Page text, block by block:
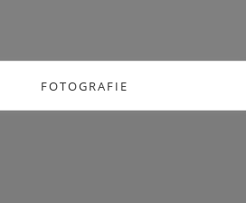
FOTOGRAFIE